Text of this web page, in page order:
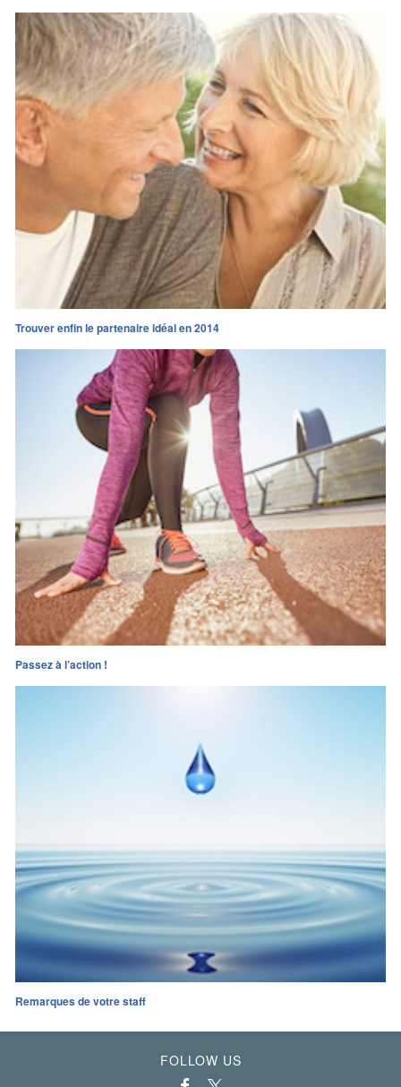
Trouver enfin le partenaire idéal en 2014
Passez à l’action !
Remarques de votre staff
FOLLOW US